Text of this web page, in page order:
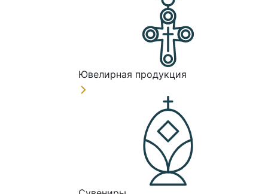
Ювелирная продукция